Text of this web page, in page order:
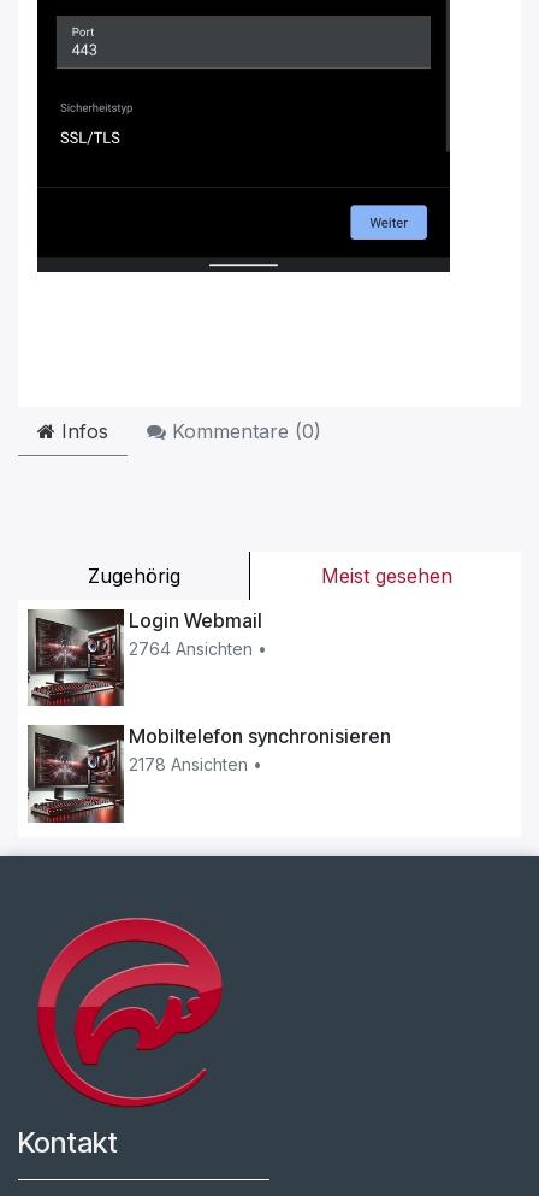
Zugehörig
Meist gesehen
Login Webmail
2764 Ansichten •
Mobiltelefon synchronisieren
2178 Ansichten •
Infos Kommentare (0)
Kontakt